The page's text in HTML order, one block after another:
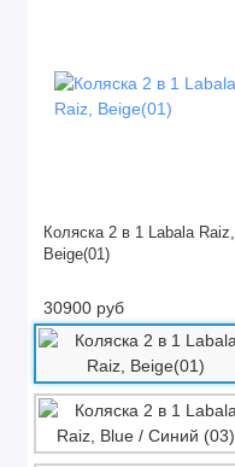
Коляска 2 в 1 Labala Raiz,
Beige(01)
30900 руб